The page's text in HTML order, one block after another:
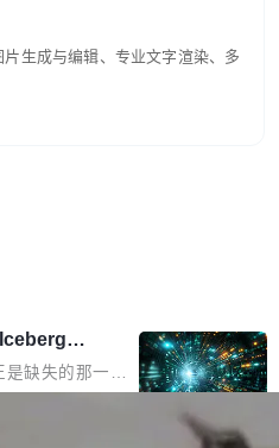
生成与编辑、专业文字渲染、多
：
与 Iceb
缺失的那一
进一步支